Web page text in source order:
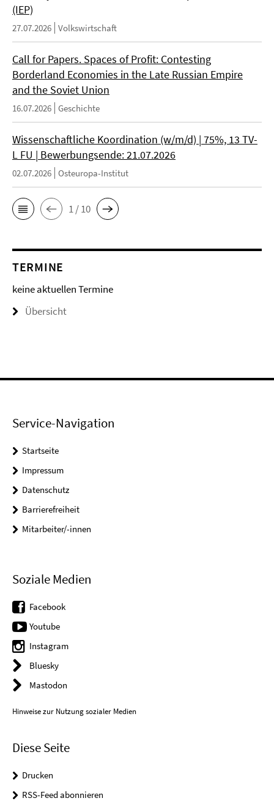
(IEP)
27.07.2026 Volkswirtschaft
Call for Papers. Spaces of Profit: Contesting
Borderland Economies in the Late Russian Empire
and the Soviet Union
16.07.2026 Geschichte
Wissenschaftliche Koordination (w/m/d) | 75%, 13 TV-
L FU | Bewerbungsende: 21.07.2026
02.07.2026 Osteuropa-Institut
1 / 10
TERMINE
keine aktuellen Termine
Übersicht
Service-Navigation
Startseite
Impressum
Datenschutz
Barrierefreiheit
Mitarbeiter/-innen
Soziale Medien
Facebook
Youtube
Instagram
Bluesky
Mastodon
Hinweise zur Nutzung sozialer Medien
Diese Seite
Drucken
RSS-Feed abonnieren